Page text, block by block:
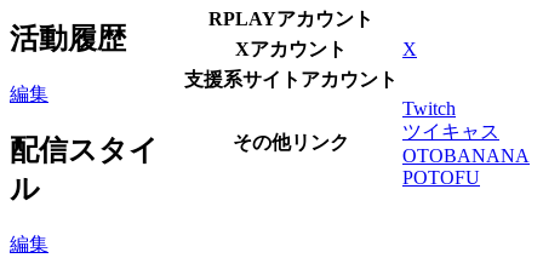
RPLAYアカウント
Xアカウント
X
支援系サイトアカウント
その他リンク
Twitch
ツイキャス
OTOBANANA
POTOFU
活動履歴
編集
配信スタイ
ル
編集